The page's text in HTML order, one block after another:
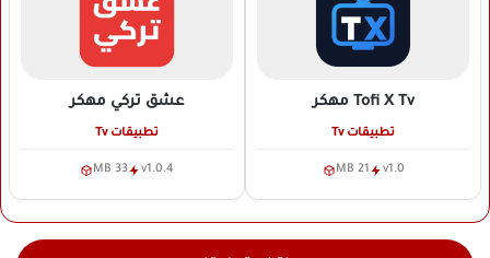
Tofi X Tv مهكر
تطبيقات Tv
v1.0
21 MB
عشق تركي مهكر
تطبيقات Tv
v1.0.4
33 MB